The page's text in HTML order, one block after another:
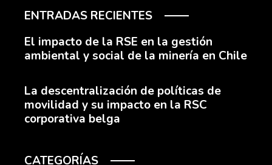
ENTRADAS RECIENTES
El impacto de la RSE en la gestión
ambiental y social de la minería en Chile
La descentralización de políticas de
movilidad y su impacto en la RSC
corporativa belga
CATEGORÍAS